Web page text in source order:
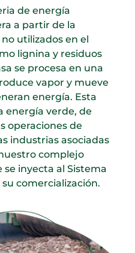
de energía
a partir de la
utilizados en el
lignina y residuos
se procesa en una
vapor y mueve
energía. Esta
energía verde, de
operaciones de
industrias asociadas
complejo
inyecta al Sistema
comercialización.